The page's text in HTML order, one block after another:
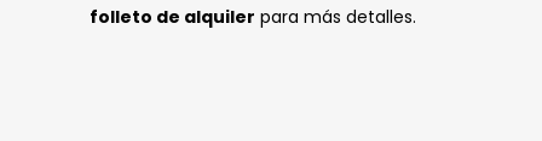
folleto de alquiler para más detalles.